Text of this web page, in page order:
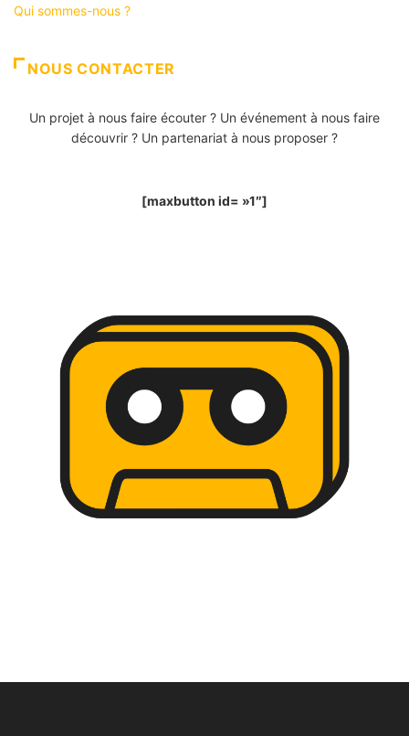
Qui sommes-nous ?
NOUS CONTACTER
Un projet à nous faire écouter ? Un événement à nous faire
découvrir ? Un partenariat à nous proposer ?
[maxbutton id= »1″]